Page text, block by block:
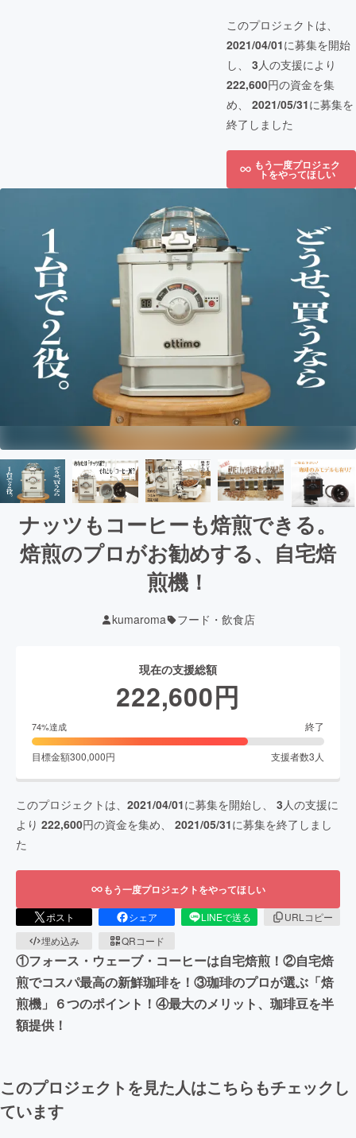
このプロジェクトは、
2021/04/01に募集を開始
し、 3人の支援により
222,600円の資金を集
め、 2021/05/31に募集を
終了しました
もう一度プロジェク
トをやってほしい
ナッツもコーヒーも焙煎できる。
焙煎のプロがお勧めする、自宅焙
煎機！
kumaroma フード・飲食店
現在の支援総額
222,600円
74%達成 終了
目標金額300,000円 支援者数3 人
このプロジェクトは、 2021/04/01に募集を開始し、 3人の支援に
より 222,600円の資金を集め、 2021/05/31に募集を終了しまし
た
もう一度プロジェクトをやってほしい
ポスト シェア LINEで送る
URLコピー
埋め込み
QRコード
①フォース・ウェーブ・コーヒーは自宅焙煎！②自宅焙
煎でコスパ最高の新鮮珈琲を！③珈琲のプロが選ぶ「焙
煎機」６つのポイント！④最大のメリット、珈琲豆を半
額提供！
このプロジェクトを見た人はこちらもチェックし
ています